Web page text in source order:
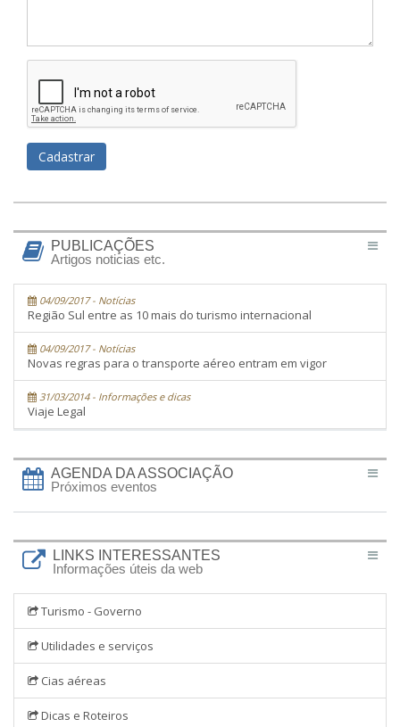
Cadastrar
PUBLICAÇÕES
Artigos noticias etc.
04/09/2017 - Notícias
Região Sul entre as 10 mais do turismo internacional
04/09/2017 - Notícias
Novas regras para o transporte aéreo entram em vigor
31/03/2014 - Informações e dicas
Viaje Legal
AGENDA DA ASSOCIAÇÃO
Próximos eventos
LINKS INTERESSANTES
Informações úteis da web
Turismo - Governo
Utilidades e serviços
Cias aéreas
Dicas e Roteiros